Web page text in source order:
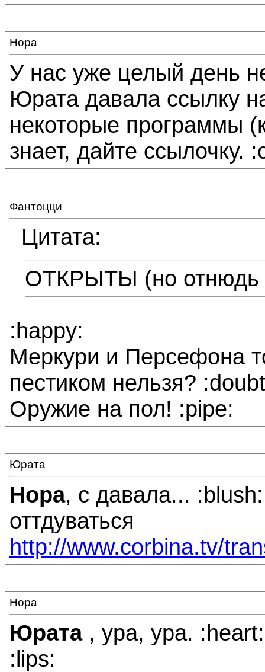
Нора
У нас уже целый день
Юрата давала ссылку
некоторые программы
знает, дайте ссылочку.
Фантоцци
Цитата:
ОТКРЫТЫ (но отнюдь
:happy:
Меркури и Персефона
пестиком нельзя?
Оружие на пол! :pipe:
Юрата
Нора, с давала...
оттдуваться
http://www.corbina.tv/
Нора
Юрата, ура, ура. :heart:
:lips: